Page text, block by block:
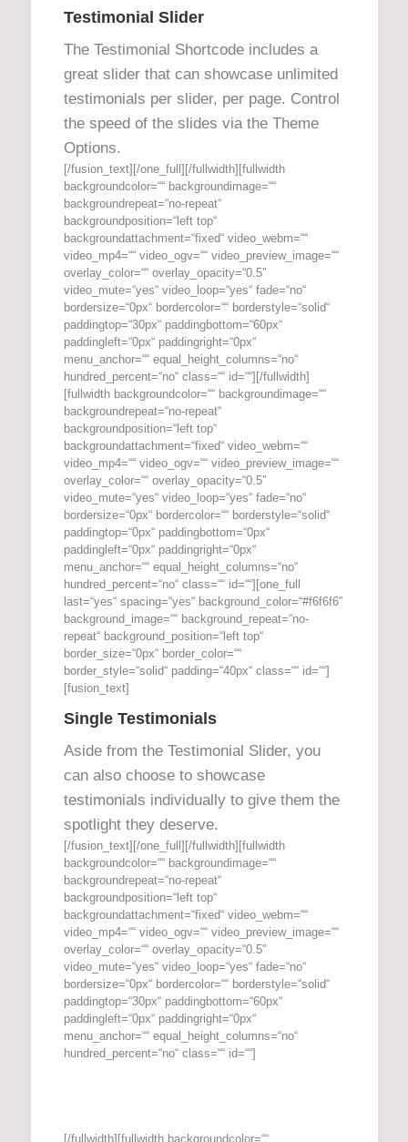
Testimonial Slider
The Testimonial Shortcode includes a
great slider that can showcase unlimited
testimonials per slider, per page. Control
the speed of the slides via the Theme
Options.
[/fusion_text][/one_full][/fullwidth][fullwidth
backgroundcolor=““ backgroundimage=““
backgroundrepeat=“no-repeat“
backgroundposition=“left top“
backgroundattachment=“fixed“ video_webm=““
video_mp4=““ video_ogv=““ video_preview_image=““
overlay_color=““ overlay_opacity=“0.5″
video_mute=“yes“ video_loop=“yes“ fade=“no“
bordersize=“0px“ bordercolor=““ borderstyle=“solid“
paddingtop=“30px“ paddingbottom=“60px“
paddingleft=“0px“ paddingright=“0px“
menu_anchor=““ equal_height_columns=“no“
hundred_percent=“no“ class=““ id=““][/fullwidth]
[fullwidth backgroundcolor=““ backgroundimage=““
backgroundrepeat=“no-repeat“
backgroundposition=“left top“
backgroundattachment=“fixed“ video_webm=““
video_mp4=““ video_ogv=““ video_preview_image=““
overlay_color=““ overlay_opacity=“0.5″
video_mute=“yes“ video_loop=“yes“ fade=“no“
bordersize=“0px“ bordercolor=““ borderstyle=“solid“
paddingtop=“0px“ paddingbottom=“0px“
paddingleft=“0px“ paddingright=“0px“
menu_anchor=““ equal_height_columns=“no“
hundred_percent=“no“ class=““ id=““][one_full
last=“yes“ spacing=“yes“ background_color=“#f6f6f6″
background_image=““ background_repeat=“no-
repeat“ background_position=“left top“
border_size=“0px“ border_color=““
border_style=“solid“ padding=“40px“ class=““ id=““]
[fusion_text]
Single Testimonials
Aside from the Testimonial Slider, you
can also choose to showcase
testimonials individually to give them the
spotlight they deserve.
[/fusion_text][/one_full][/fullwidth][fullwidth
backgroundcolor=““ backgroundimage=““
backgroundrepeat=“no-repeat“
backgroundposition=“left top“
backgroundattachment=“fixed“ video_webm=““
video_mp4=““ video_ogv=““ video_preview_image=““
overlay_color=““ overlay_opacity=“0.5″
video_mute=“yes“ video_loop=“yes“ fade=“no“
bordersize=“0px“ bordercolor=““ borderstyle=“solid“
paddingtop=“30px“ paddingbottom=“60px“
paddingleft=“0px“ paddingright=“0px“
menu_anchor=““ equal_height_columns=“no“
hundred_percent=“no“ class=““ id=““]
[/fullwidth][fullwidth backgroundcolor=““